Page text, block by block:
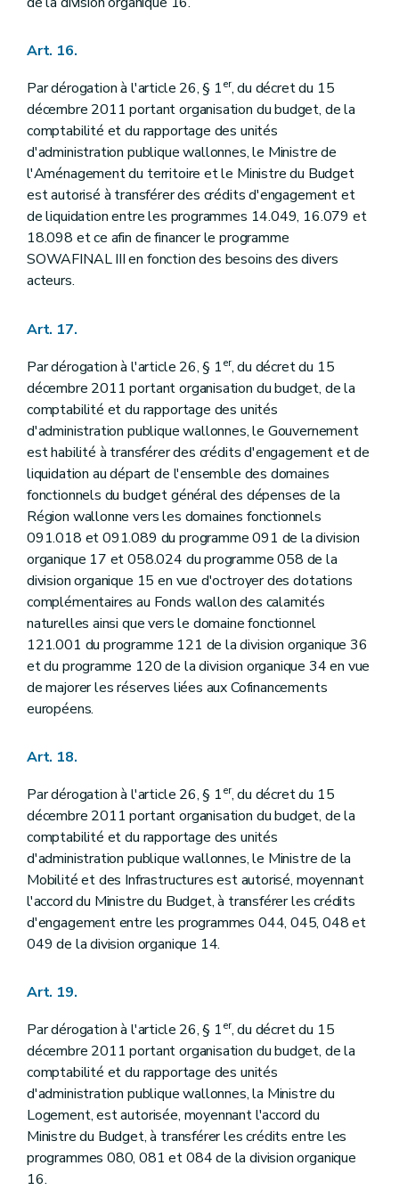
Art. 16.
Par dérogation à l'article 26, § 1er, du décret du 15
décembre 2011 portant organisation du budget, de la
comptabilité et du rapportage des unités
d'administration publique wallonnes, le Ministre de
l'Aménagement du territoire et le Ministre du Budget
est autorisé à transférer des crédits d'engagement et
de liquidation entre les programmes 14.049, 16.079 et
18.098 et ce afin de financer le programme
SOWAFINAL III en fonction des besoins des divers
acteurs.
Art. 17.
Par dérogation à l'article 26, § 1er, du décret du 15
décembre 2011 portant organisation du budget, de la
comptabilité et du rapportage des unités
d'administration publique wallonnes, le Gouvernement
est habilité à transférer des crédits d'engagement et de
liquidation au départ de l'ensemble des domaines
fonctionnels du budget général des dépenses de la
Région wallonne vers les domaines fonctionnels
091.018 et 091.089 du programme 091 de la division
organique 17 et 058.024 du programme 058 de la
division organique 15 en vue d'octroyer des dotations
complémentaires au Fonds wallon des calamités
naturelles ainsi que vers le domaine fonctionnel
121.001 du programme 121 de la division organique 36
et du programme 120 de la division organique 34 en vue
de majorer les réserves liées aux Cofinancements
européens.
Art. 18.
Par dérogation à l'article 26, § 1er, du décret du 15
décembre 2011 portant organisation du budget, de la
comptabilité et du rapportage des unités
d'administration publique wallonnes, le Ministre de la
Mobilité et des Infrastructures est autorisé, moyennant
l'accord du Ministre du Budget, à transférer les crédits
d'engagement entre les programmes 044, 045, 048 et
049 de la division organique 14.
Art. 19.
Par dérogation à l'article 26, § 1er, du décret du 15
décembre 2011 portant organisation du budget, de la
comptabilité et du rapportage des unités
d'administration publique wallonnes, la Ministre du
Logement, est autorisée, moyennant l'accord du
Ministre du Budget, à transférer les crédits entre les
programmes 080, 081 et 084 de la division organique
16.